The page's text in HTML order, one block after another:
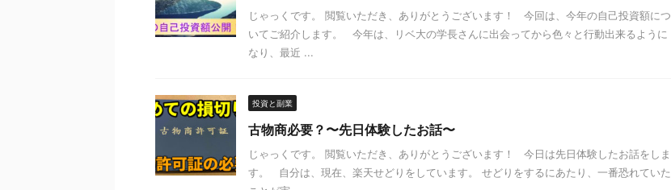
じゃっくです。 閲覧いただき、ありがとうございます！ 今回は、今年の自己投資額につ
いてご紹介します。 今年は、リベ大の学長さんに出会ってから色々と行動出来るように
なり、最近 ...
投資と副業
古物商必要？〜先日体験したお話〜
じゃっくです。 閲覧いただき、ありがとうございます！ 今日は先日体験したお話をしま
す。 自分は、現在、楽天せどりをしています。 せどりをするにあたり、一番恐れていた